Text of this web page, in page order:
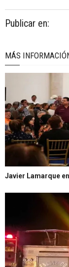
Publicar en:
MÁS
Javier Lamarque